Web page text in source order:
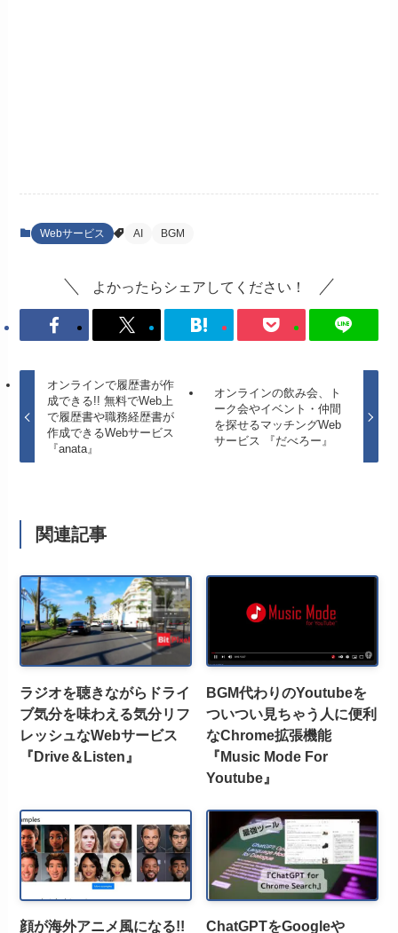
Webサービス AI BGM
よかったらシェアしてください！
オンラインで履歴書が作
成できる!! 無料でWeb上
で履歴書や職務経歴書が
作成できるWebサービス
『anata』
オンラインの飲み会、ト
ーク会やイベント・仲間
を探せるマッチングWeb
サービス 『だべろー』
関連記事
ラジオを聴きながらドライ
ブ気分を味わえる気分リフ
レッシュなWebサービス
『Drive＆Listen』
BGM代わりのYoutubeを
ついつい見ちゃう人に便利
なChrome拡張機能
『Music Mode For
Youtube』
顔が海外アニメ風になる!! ChatGPTをGoogleや